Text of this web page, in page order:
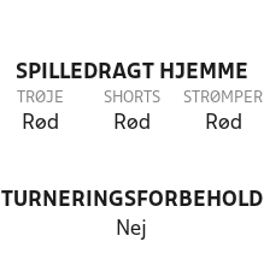
SPILLEDRAGT HJEMME
TRØJE
Rød
SHORTS
Rød
STRØMPER
Rød
TURNERINGSFORBEHOLD
Nej